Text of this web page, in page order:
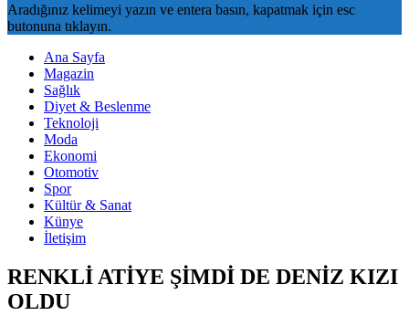
Aradığınız kelimeyi yazın ve entera basın, kapatmak için esc
butonuna tıklayın.
Ana Sayfa
Magazin
Sağlık
Diyet & Beslenme
Teknoloji
Moda
Ekonomi
Otomotiv
Spor
Kültür & Sanat
Künye
İletişim
RENKLİ ATİYE ŞİMDİ DE DENİZ KIZI
OLDU